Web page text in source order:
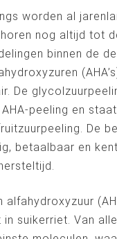
worden al
nog altijd tot
binnen de
De
peeling en
De
betaalbaar en
alfahydroxyzuur
suikerriet. Van alle